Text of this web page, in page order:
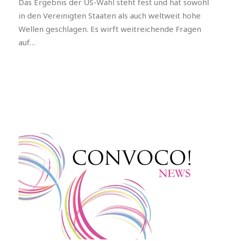
Das Ergebnis der US-Wahl steht fest und hat sowohl
in den Vereinigten Staaten als auch weltweit hohe
Wellen geschlagen. Es wirft weitreichende Fragen
auf…